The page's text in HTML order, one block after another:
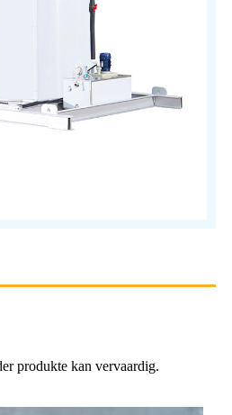
produkte kan vervaardig.